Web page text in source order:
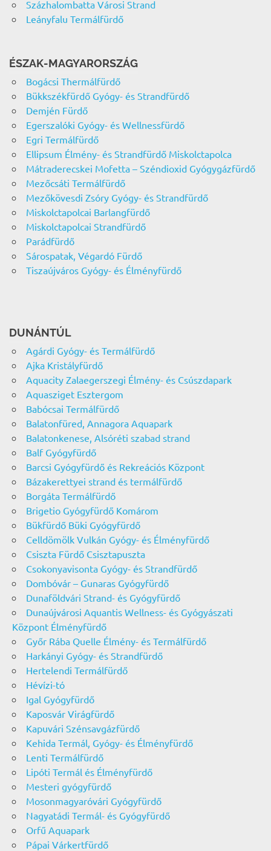
Százhalombatta Városi Strand
Leányfalu Termálfürdő
ÉSZAK-MAGYARORSZÁG
Bogácsi Thermálfürdő
Bükkszékfürdő Gyógy- és Strandfürdő
Demjén Fürdő
Egerszalóki Gyógy- és Wellnessfürdő
Egri Termálfürdő
Ellipsum Élmény- és Strandfürdő Miskolctapolca
Mátraderecskei Mofetta – Széndioxid Gyógygázfürdő
Mezőcsáti Termálfürdő
Mezőkövesdi Zsóry Gyógy- és Strandfürdő
Miskolctapolcai Barlangfürdő
Miskolctapolcai Strandfürdő
Parádfürdő
Sárospatak, Végardó Fürdő
Tiszaújváros Gyógy- és Élményfürdő
DUNÁNTÚL
Agárdi Gyógy- és Termálfürdő
Ajka Kristályfürdő
Aquacity Zalaegerszegi Élmény- és Csúszdapark
Aquasziget Esztergom
Babócsai Termálfürdő
Balatonfüred, Annagora Aquapark
Balatonkenese, Alsóréti szabad strand
Balf Gyógyfürdő
Barcsi Gyógyfürdő és Rekreációs Központ
Bázakerettyei strand és termálfürdő
Borgáta Termálfürdő
Brigetio Gyógyfürdő Komárom
Bükfürdő Büki Gyógyfürdő
Celldömölk Vulkán Gyógy- és Élményfürdő
Csiszta Fürdő Csisztapuszta
Csokonyavisonta Gyógy- és Strandfürdő
Dombóvár – Gunaras Gyógyfürdő
Dunaföldvári Strand- és Gyógyfürdő
Dunaújvárosi Aquantis Wellness- és Gyógyászati
Központ Élményfürdő
Győr Rába Quelle Élmény- és Termálfürdő
Harkányi Gyógy- és Strandfürdő
Hertelendi Termálfürdő
Hévízi-tó
Igal Gyógyfürdő
Kaposvár Virágfürdő
Kapuvári Szénsavgázfürdő
Kehida Termál, Gyógy- és Élményfürdő
Lenti Termálfürdő
Lipóti Termál és Élményfürdő
Mesteri gyógyfürdő
Mosonmagyaróvári Gyógyfürdő
Nagyatádi Termál- és Gyógyfürdő
Orfű Aquapark
Pápai Várkertfürdő